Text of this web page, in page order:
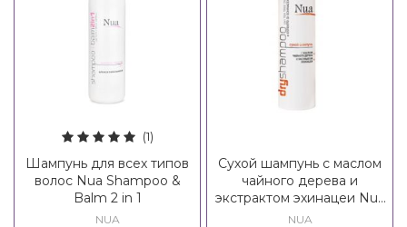
(1)
Шампунь для всех типов
волос Nua Shampoo &
Balm 2 in 1
NUA
Сухой шампунь с маслом
чайного дерева и
экстрактом эхинацеи Nua
Dry Shampoo
NUA